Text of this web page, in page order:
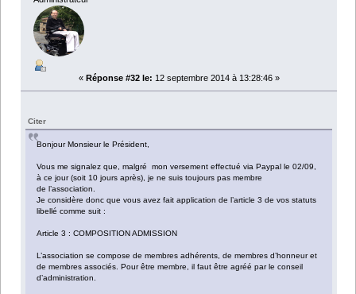
« Réponse #32 le: 12 septembre 2014 à 13:28:46 »
Citer
Bonjour Monsieur le Président,
Vous me signalez que, malgré mon versement effectué via Paypal le 02/09,
à ce jour (soit 10 jours après), je ne suis toujours pas membre
de l’association.
Je considère donc que vous avez fait application de l’article 3 de vos statuts
libellé comme suit :
Article 3 : COMPOSITION ADMISSION
L’association se compose de membres adhérents, de membres d’honneur et
de membres associés. Pour être membre, il faut être agréé par le conseil
d’administration.